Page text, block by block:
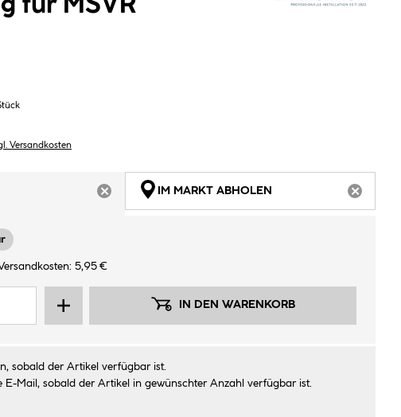
für MSVR
Versandkosten
ARTIKEL NICHT VERFÜGBAR
IM MARKT ABHOLEN
5,95 €
IN DEN WARENKORB
sobald der Artikel verfügbar ist.
E-Mail, sobald der Artikel in gewünschter Anzahl verfügbar ist.